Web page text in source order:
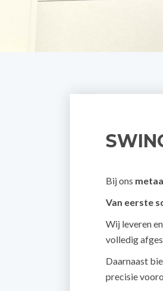
Bij ons
Van eerste
Wij leveren
volledig
Daarnaast
precisie